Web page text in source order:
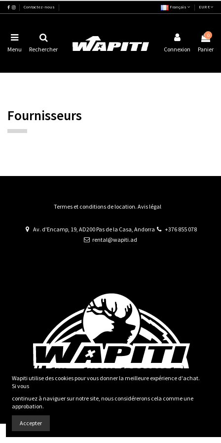
Contactez-nous Français EUR €
Menu Rechercher Connexion
0
Panier
Fournisseurs
Termes et conditions de location. Avis légal
Av. d'Encamp, 19, AD200 Pas de la Casa, Andorra
+376 855 078
rental@wapiti.ad
Wapiti utilise des cookies pour vous donner la meilleure expérience d'achat.
Si vous
continuez à naviguer sur notre site, nous considérerons cela comme une
approbation.
Accepter